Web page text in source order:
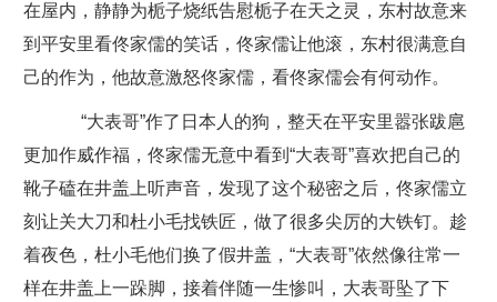
在屋内，静静为栀子烧纸告慰栀子在天之灵，东村故意来
到平安里看佟家儒的笑话，佟家儒让他滚，东村很满意自
己的作为，他故意激怒佟家儒，看佟家儒会有何动作。
“大表哥”作了日本人的狗，整天在平安里嚣张跋扈
更加作威作福，佟家儒无意中看到“大表哥”喜欢把自己的
靴子磕在井盖上听声音，发现了这个秘密之后，佟家儒立
刻让关大刀和杜小毛找铁匠，做了很多尖厉的大铁钉。趁
着夜色，杜小毛他们换了假井盖，“大表哥”依然像往常一
样在井盖上一跺脚，接着伴随一生惨叫，大表哥坠了下